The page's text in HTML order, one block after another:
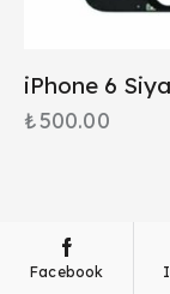
iPhone 6
₺500.00
Facebook